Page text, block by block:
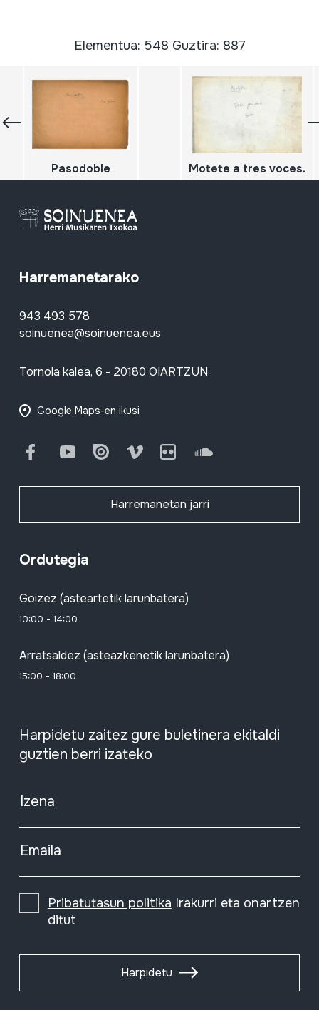
Elementua: 548 Guztira: 887
Pasodoble Motete a tres voces.
Harremanetarako
943 493 578
soinuenea@soinuenea.eus
Tornola kalea, 6 - 20180 OIARTZUN
Google Maps-en ikusi
FacebookYoutube Issuu Vimeo Flickr SoundCloud
Harremanetan jarri
Ordutegia
Goizez (asteartetik larunbatera)
10:00 - 14:00
Arratsaldez (asteazkenetik larunbatera)
15:00 - 18:00
Harpidetu zaitez gure buletinera ekitaldi
guztien berri izateko
Izena
Emaila
Pribatutasun politika Irakurri eta onartzen
ditut
Harpidetu